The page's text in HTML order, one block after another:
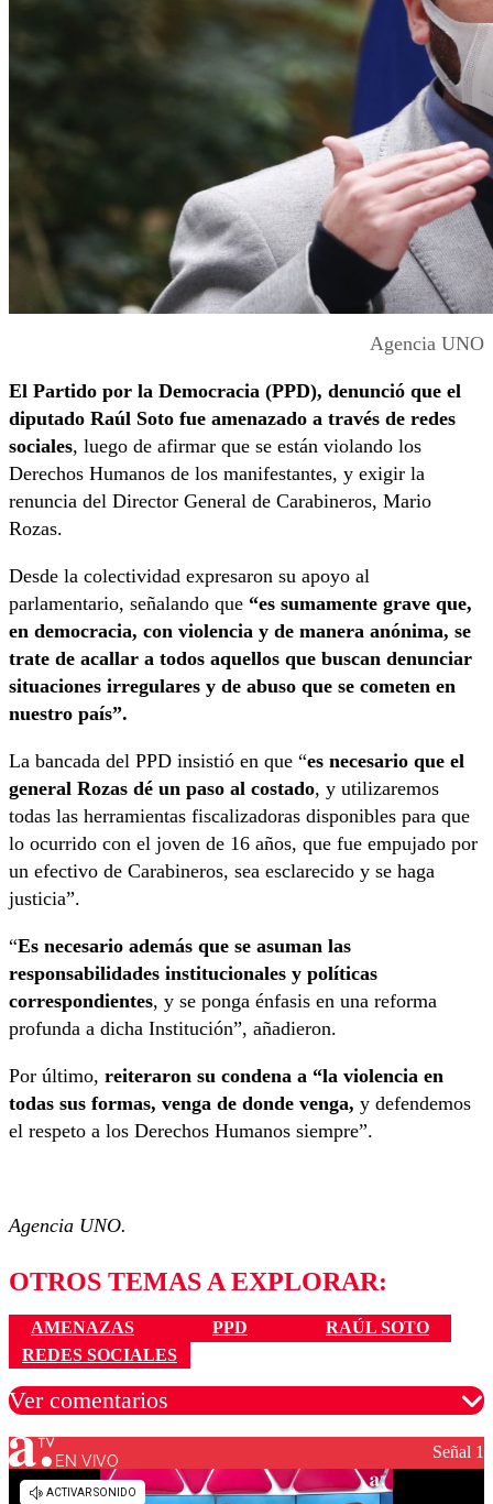
Agencia UNO
El Partido por la Democracia (PPD), denunció que el
diputado Raúl Soto fue amenazado a través de redes
sociales, luego de afirmar que se están violando los
Derechos Humanos de los manifestantes, y exigir la
renuncia del Director General de Carabineros, Mario
Rozas.
Desde la colectividad expresaron su apoyo al
parlamentario, señalando que “es sumamente grave que,
en democracia, con violencia y de manera anónima, se
trate de acallar a todos aquellos que buscan denunciar
situaciones irregulares y de abuso que se cometen en
nuestro país”.
La bancada del PPD insistió en que “es necesario que el
general Rozas dé un paso al costado, y utilizaremos
todas las herramientas fiscalizadoras disponibles para que
lo ocurrido con el joven de 16 años, que fue empujado por
un efectivo de Carabineros, sea esclarecido y se haga
justicia”.
“Es necesario además que se asuman las
responsabilidades institucionales y políticas
correspondientes, y se ponga énfasis en una reforma
profunda a dicha Institución”, añadieron.
Por último, reiteraron su condena a “la violencia en
todas sus formas, venga de donde venga, y defendemos
el respeto a los Derechos Humanos siempre”.
Agencia UNO.
OTROS TEMAS A EXPLORAR:
AMENAZAS PPD
RAÚL SOTO
REDES SOCIALES
Ver comentarios
Los comentarios son moderados para garantizar un
diálogo respetuoso.
EN VIVO Señal 1